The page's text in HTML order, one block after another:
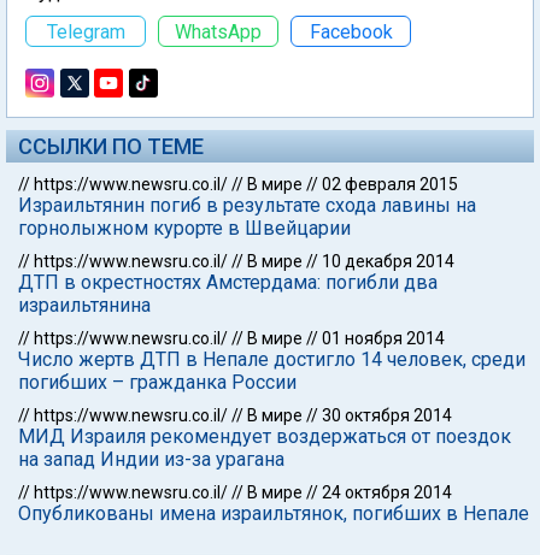
Telegram
WhatsApp Facebook
ССЫЛКИ ПО ТЕМЕ
// https://www.newsru.co.il/// В мире //02 февраля 2015
Израильтянин погиб в результате схода лавины на
горнолыжном курорте в Швейцарии
// https://www.newsru.co.il/// В мире // 10 декабря 2014
ДТП в окрестностях Амстердама: погибли два
израильтянина
// https://www.newsru.co.il/// В мире //01 ноября 2014
Число жертв ДТП в Непале достигло 14 человек, среди
погибших – гражданка России
// https://www.newsru.co.il/// В мире //30 октября 2014
МИД Израиля рекомендует воздержаться от поездок
на запад Индии из-за урагана
// https://www.newsru.co.il/// В мире //24 октября 2014
Опубликованы имена израильтянок, погибших в Непале